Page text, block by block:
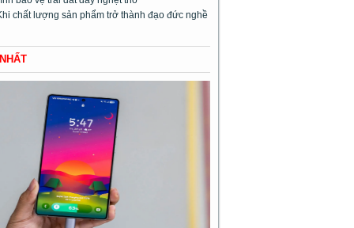
chất lượng sản phẩm trở thành đạo đức nghề